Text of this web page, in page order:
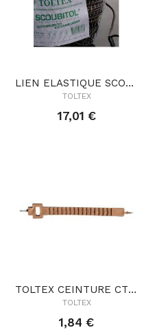
LIEN ELASTIQUE SCOUBITOL 6MM 63ML
TOLTEX
17,01 €
TOLTEX CEINTURE CT60
TOLTEX
1,84 €